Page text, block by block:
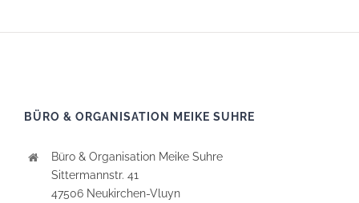
BÜRO & ORGANISATION MEIKE SUHRE
Büro & Organisation Meike Suhre
Sittermannstr. 41
47506 Neukirchen-Vluyn